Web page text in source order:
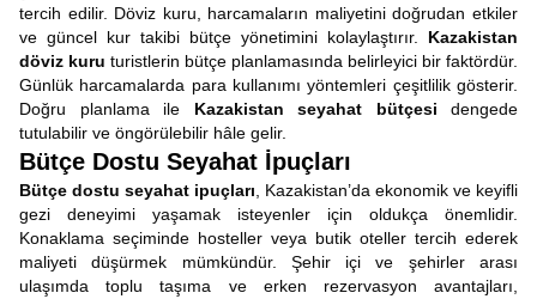
tercih edilir. Döviz kuru, harcamaların maliyetini doğrudan etkiler
ve güncel kur takibi bütçe yönetimini kolaylaştırır. Kazakistan
döviz kuru turistlerin bütçe planlamasında belirleyici bir faktördür.
Günlük harcamalarda para kullanımı yöntemleri çeşitlilik gösterir.
Doğru planlama ile Kazakistan seyahat bütçesi dengede
tutulabilir ve öngörülebilir hâle gelir.
Bütçe Dostu Seyahat İpuçları
Bütçe dostu seyahat ipuçları , Kazakistan’da ekonomik ve keyifli
gezi deneyimi yaşamak isteyenler için oldukça önemlidir.
Konaklama seçiminde hosteller veya butik oteller tercih ederek
maliyeti düşürmek mümkündür. Şehir içi ve şehirler arası
ulaşımda toplu taşıma ve erken rezervasyon avantajları,